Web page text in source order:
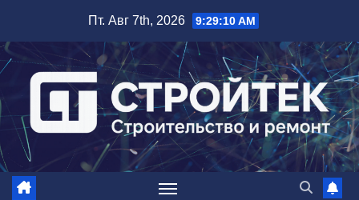
содержимому
Пт. Авг 7th, 2026 9:29:11 AM